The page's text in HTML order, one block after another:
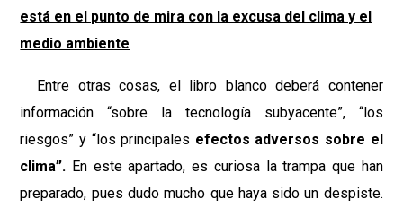
está en el punto de mira con la excusa del clima y el
medio ambiente
Entre otras cosas, el libro blanco deberá contener
información “sobre la tecnología subyacente”, “los
riesgos” y “los principales efectos adversos sobre el
clima”. En este apartado, es curiosa la trampa que han
preparado, pues dudo mucho que haya sido un despiste.